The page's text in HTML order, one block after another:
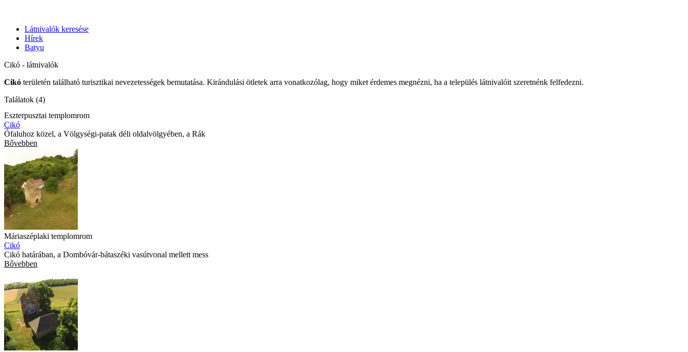
Látnivalók keresése
Hírek
Batyu
Cikó - látnivalók
Cikó területén található turisztikai nevezetességek bemutatása. Kirándulási ötletek arra vonatkozólag, hogy miket érdemes megnézni, ha a település látnivalóit szeretnénk felfedezni.
Találatok (4)
Eszterpusztai templomrom
Cikó
Ófaluhoz közel, a Völgységi-patak déli oldalvölgyében, a Rák
Bővebben
Máriaszéplaki templomrom
Cikó
Cikó határában, a Dombóvár-bátaszéki vasútvonal mellett mess
Bővebben